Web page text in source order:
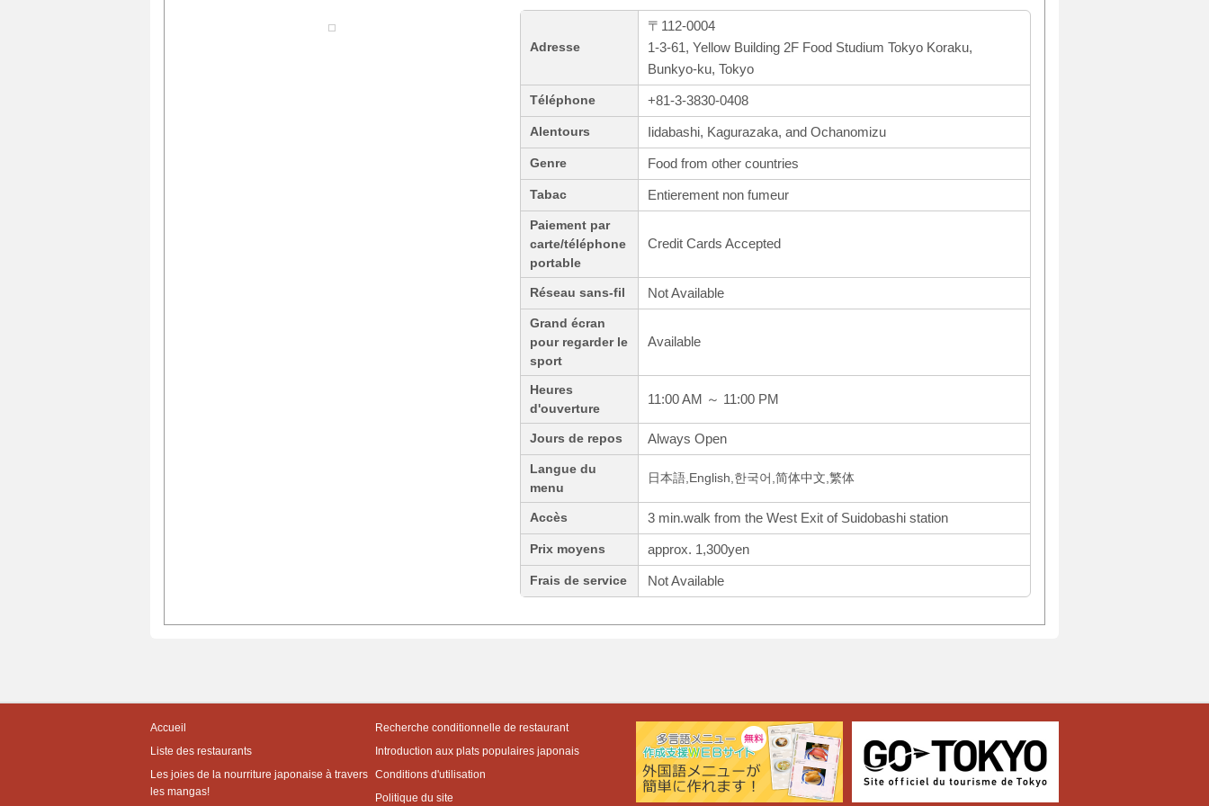
Adresse
〒112-0004
1-3-61, Yellow Building 2F Food Studium Tokyo Koraku,
Bunkyo-ku, Tokyo
Téléphone +81-3-3830-0408
Alentours Iidabashi, Kagurazaka, and Ochanomizu
Genre Food from other countries
Tabac Entierement non fumeur
Paiement par
carte/téléphone
portable
Credit Cards Accepted
Réseau sans-fil Not Available
Grand écran
pour regarder le
sport
Available
Heures
d'ouverture
11:00 AM ～ 11:00 PM
Jours de repos Always Open
Langue du
menu
日本語,English,한국어,简体中文,繁体
Accès 3 min.walk from the West Exit of Suidobashi station
Prix moyens approx. 1,300yen
Frais de service Not Available
Accueil
Recherche conditionnelle de restaurant
Liste des restaurants
Introduction aux plats populaires japonais
Les joies de la nourriture japonaise à travers
les mangas!
Conditions d'utilisation
Politique du site